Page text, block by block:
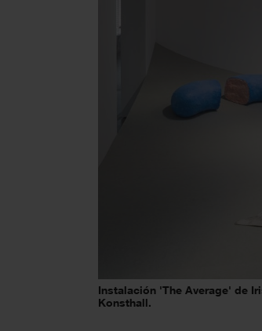
Instalación 'The Average' de
Konsthall.